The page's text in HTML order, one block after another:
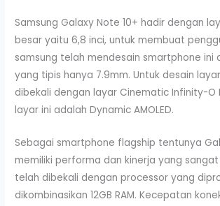
Samsung Galaxy Note 10+ hadir dengan
besar yaitu 6,8 inci, untuk membuat
samsung telah mendesain smartphone ini
yang tipis hanya 7.9mm. Untuk desain
dibekali dengan layar Cinematic Infinity-O
layar ini adalah Dynamic AMOLED.
Sebagai smartphone flagship tentunya
memiliki performa dan kinerja yang
telah dibekali dengan processor yang
dikombinasikan 12GB RAM. Kecepatan